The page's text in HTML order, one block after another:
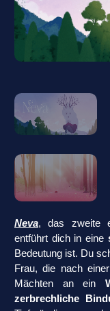
Neva, das zweite
entführt dich in eine
Bedeutung ist. Du
Frau, die nach
Mächten an ein
zerbrechliche